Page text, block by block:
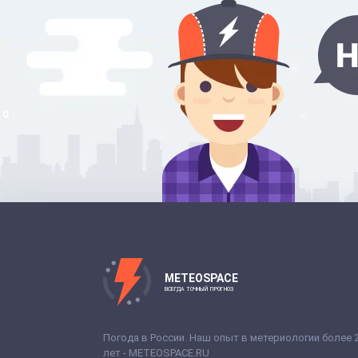
METEOSPACE
ВСЕГДА ТОЧНЫЙ ПРОГНОЗ
Погода в России. Наш опыт в метериологии более
лет - METEOSPACE.RU